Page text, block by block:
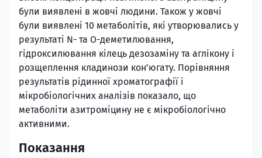
були виявлені в жовчі людини. Також у жовчі
були виявлені 10 метаболітів, які утворювались у
результаті N- та O-деметилювання,
гідроксилювання кілець дезозаміну та аглікону і
розщеплення кладинози кон’югату. Порівняння
результатів рідинної хроматографії і
мікробіологічних аналізів показало, що
метаболіти азитроміцину не є мікробіологічно
активними.
Показання